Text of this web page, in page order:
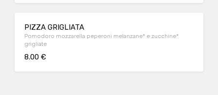
PIZZA GRIGLIATA
Pomodoro mozzarella peperoni melanzane* e zucchine*
grigliate
8.00 €